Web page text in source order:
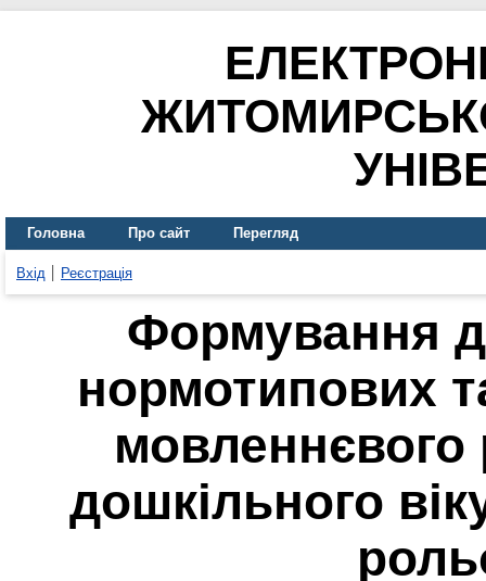
Головна Про сайт Перегляд
Вхід Реєстрація
Формування
нормотипових
мовленнєвого
дошкільного